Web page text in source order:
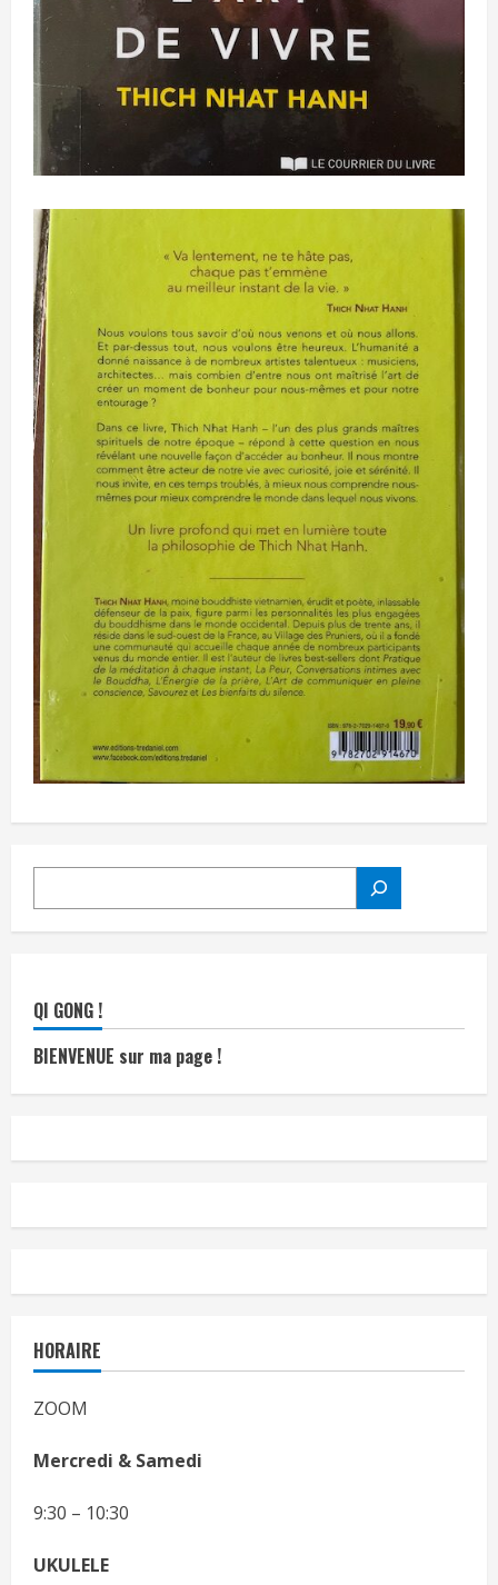
QI GONG !
BIENVENUE sur ma page !
HORAIRE
ZOOM
Mercredi & Samedi
9:30 – 10:30
UKULELE